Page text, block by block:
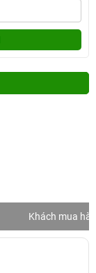
Khách mua